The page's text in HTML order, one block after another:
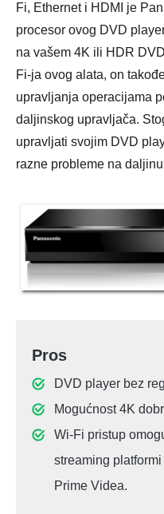
Fi, Ethernet i HDMI je
procesor ovog DVD
na vašem 4K ili HDR
Fi-ja ovog alata, on
upravljanja operacijama
daljinskog upravljača.
upravljati svojim DVD
razne probleme na
Pros
DVD player bez
Mogućnost 4K
Wi-Fi pristup
streaming
Prime Videa.